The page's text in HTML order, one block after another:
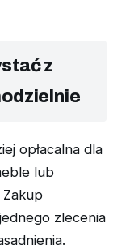
z
opłacalna dla
lub
zlecenia